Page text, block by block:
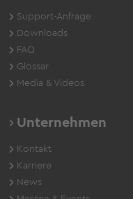
Support-Anfrage
Downloads
FAQ
Glossar
Media & Videos
Unternehmen
Kontakt
Karriere
News